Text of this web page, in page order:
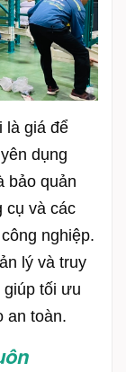
là giá để
dụng
bảo quản
cụ và các
nghiệp.
lý và truy
giúp tối ưu
an toàn.